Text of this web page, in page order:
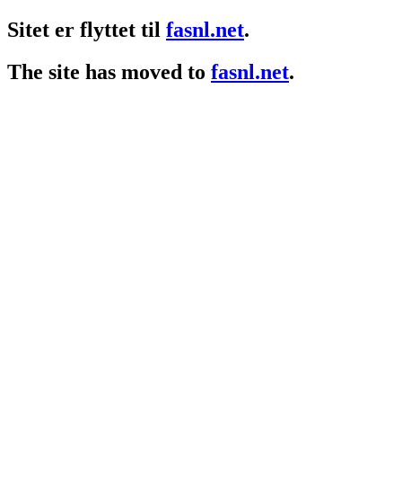
Sitet er flyttet til fasnl.net.
The site has moved to fasnl.net.